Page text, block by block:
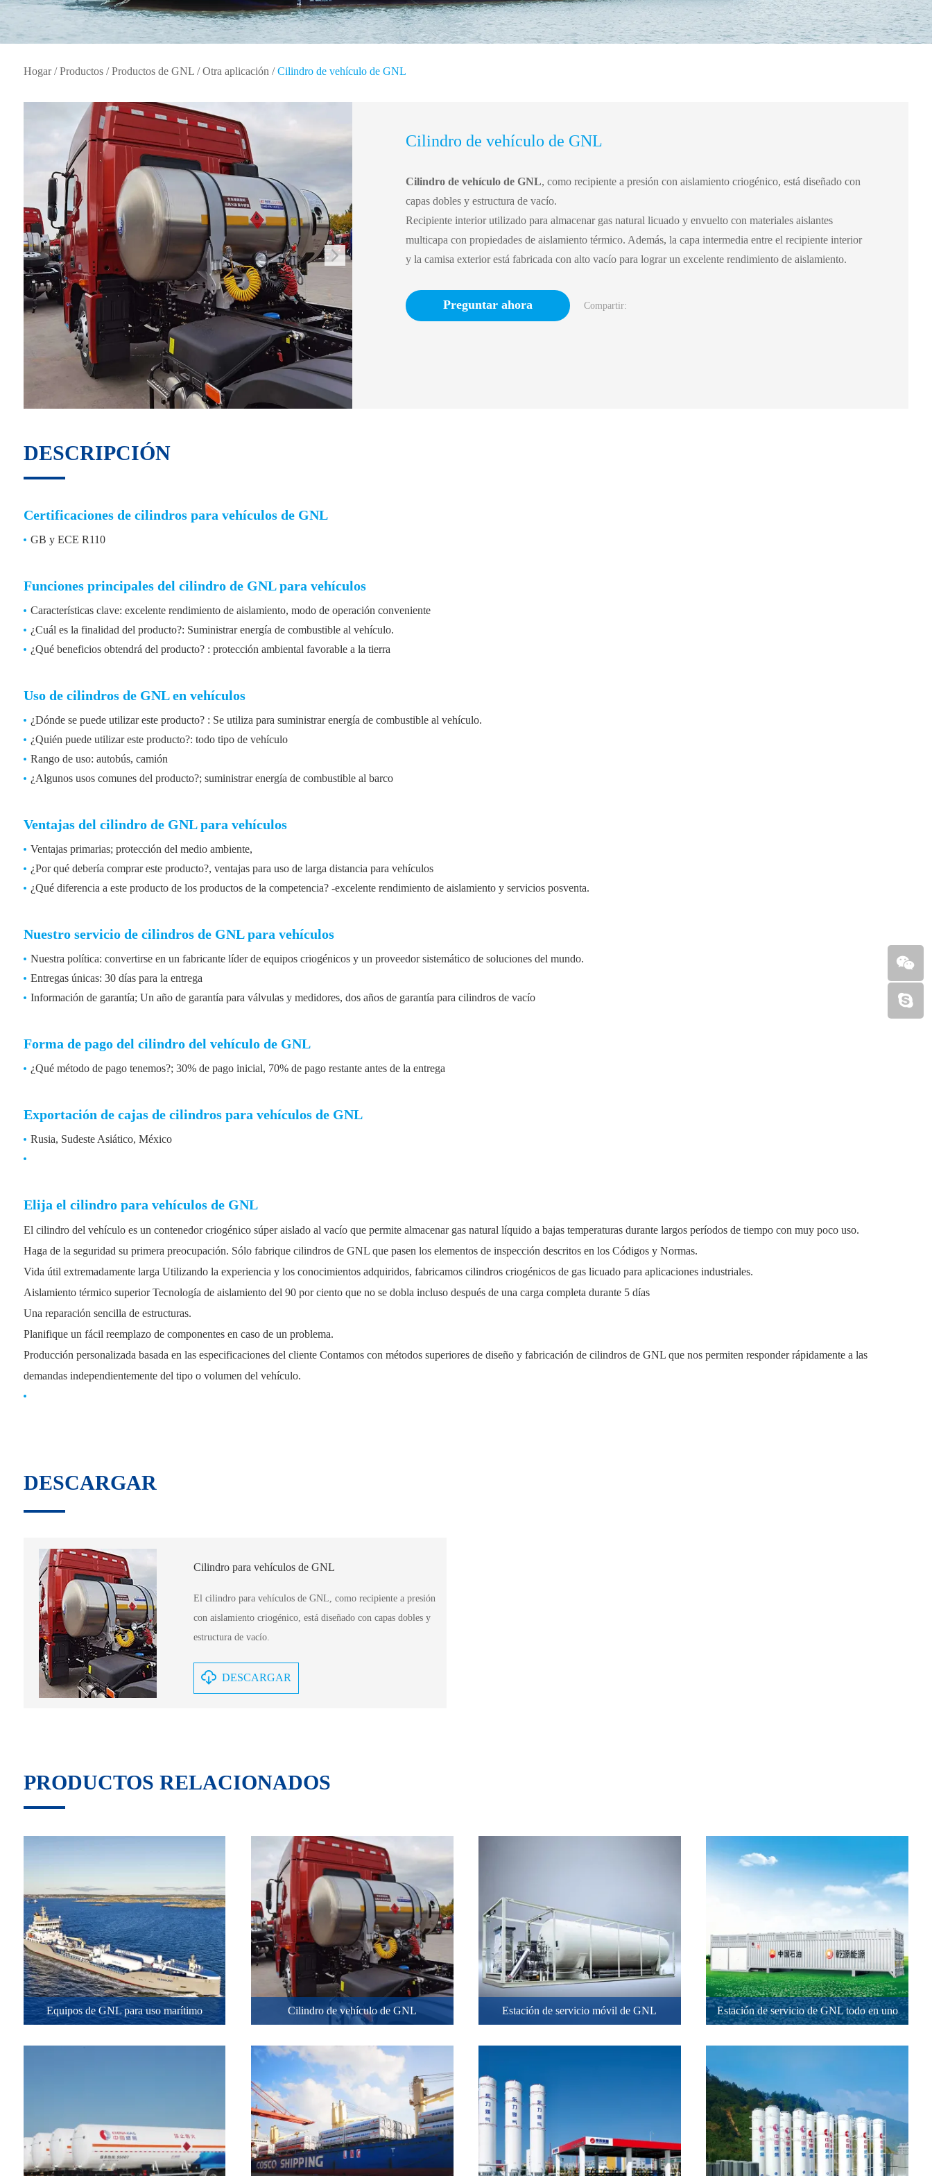
Hogar/Productos/Productos de GNL/Otra aplicación /Cilindro de vehículo de GNL
Cilindro de vehículo de GNL
Cilindro de vehículo de GNL, como recipiente a presión con aislamiento criogénico, está diseñado con
capas dobles y estructura de vacío.
Recipiente interior utilizado para almacenar gas natural licuado y envuelto con materiales aislantes
multicapa con propiedades de aislamiento térmico. Además, la capa intermedia entre el recipiente interior
y la camisa exterior está fabricada con alto vacío para lograr un excelente rendimiento de aislamiento.
Preguntar ahora Compartir:
DESCRIPCIÓN
Certificaciones de cilindros para vehículos de GNL
GB y ECE R110
Funciones principales del cilindro de GNL para vehículos
Características clave: excelente rendimiento de aislamiento, modo de operación conveniente
¿Cuál es la finalidad del producto?: Suministrar energía de combustible al vehículo.
¿Qué beneficios obtendrá del producto? : protección ambiental favorable a la tierra
Uso de cilindros de GNL en vehículos
¿Dónde se puede utilizar este producto? : Se utiliza para suministrar energía de combustible al vehículo.
¿Quién puede utilizar este producto?: todo tipo de vehículo
Rango de uso: autobús, camión
¿Algunos usos comunes del producto?; suministrar energía de combustible al barco
Ventajas del cilindro de GNL para vehículos
Ventajas primarias; protección del medio ambiente,
¿Por qué debería comprar este producto?, ventajas para uso de larga distancia para vehículos
¿Qué diferencia a este producto de los productos de la competencia? -excelente rendimiento de aislamiento y servicios posventa.
Nuestro servicio de cilindros de GNL para vehículos
Nuestra política: convertirse en un fabricante líder de equipos criogénicos y un proveedor sistemático de soluciones del mundo.
Entregas únicas: 30 días para la entrega
Información de garantía; Un año de garantía para válvulas y medidores, dos años de garantía para cilindros de vacío
Forma de pago del cilindro del vehículo de GNL
¿Qué método de pago tenemos?; 30% de pago inicial, 70% de pago restante antes de la entrega
Exportación de cajas de cilindros para vehículos de GNL
Rusia, Sudeste Asiático, México
Elija el cilindro para vehículos de GNL
El cilindro del vehículo es un contenedor criogénico súper aislado al vacío que permite almacenar gas natural líquido a bajas temperaturas durante largos períodos de tiempo con muy poco uso.
Haga de la seguridad su primera preocupación. Sólo fabrique cilindros de GNL que pasen los elementos de inspección descritos en los Códigos y Normas.
Vida útil extremadamente larga Utilizando la experiencia y los conocimientos adquiridos, fabricamos cilindros criogénicos de gas licuado para aplicaciones industriales.
Aislamiento térmico superior Tecnología de aislamiento del 90 por ciento que no se dobla incluso después de una carga completa durante 5 días
Una reparación sencilla de estructuras.
Planifique un fácil reemplazo de componentes en caso de un problema.
Producción personalizada basada en las especificaciones del cliente Contamos con métodos superiores de diseño y fabricación de cilindros de GNL que nos permiten responder rápidamente a las
demandas independientemente del tipo o volumen del vehículo.
DESCARGAR
Cilindro para vehículos de GNL
El cilindro para vehículos de GNL, como recipiente a presión
con aislamiento criogénico, está diseñado con capas dobles y
estructura de vacío.
DESCARGAR
PRODUCTOS RELACIONADOS
Equipos de GNL para uso marítimo Cilindro de vehículo de GNL Estación de servicio móvil de GNL Estación de servicio de GNL todo en uno